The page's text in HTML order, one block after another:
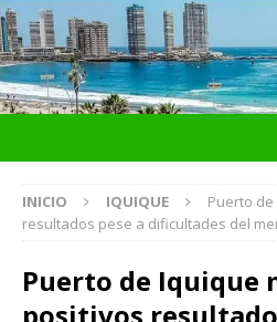
INICIO IQUIQUE
Puerto
resultados pese a dificultades del
Puerto de Iquique